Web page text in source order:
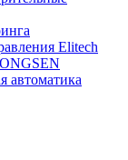
Elitech
автоматика